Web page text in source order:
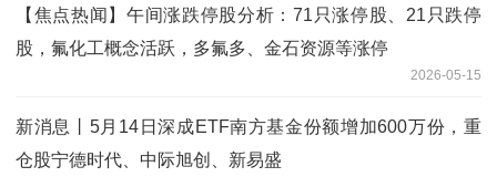
【焦点热闻】午间涨跌停股分析：71只涨停股、21只跌停
股，氟化工概念活跃，多氟多、金石资源等涨停
2026-05-15
新消息丨5月14日深成ETF南方基金份额增加600万份，重
仓股宁德时代、中际旭创、新易盛